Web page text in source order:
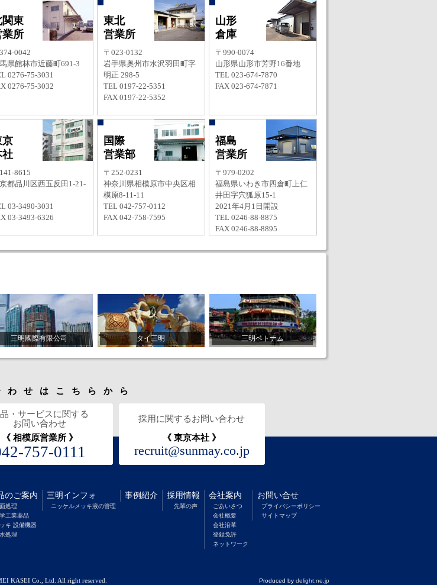
関東
業所
0042
県館林市近藤町691-3
0276-75-3031
0276-75-3032
東北
営業所
〒023-0132
岩手県奥州市水沢羽田町字
明正 298-5
TEL 0197-22-5351
FAX 0197-22-5352
山形
倉庫
〒990-0074
山形県山形市芳野16番地
TEL 023-674-7870
FAX 023-674-7871
京
社
8615
都品川区西五反田1-21-
03-3490-3031
03-3493-6326
国際
営業部
〒252-0231
神奈川県相模原市中央区相
模原8-11-11
TEL 042-757-0112
FAX 042-758-7595
福島
営業所
〒979-0202
福島県いわき市四倉町上仁
井田字穴狐原15-1
2021年4月1日開設
TEL 0246-88-8875
FAX 0246-88-8895
三明國際有限公司 タイ三明 三明ベトナム
わせはこちらから
・サービスに関する
お問い合わせ
《 相模原営業所 》
757-0111
採用に関するお問い合わせ
《 東京本社 》
recruit@sunmay.co.jp
のご案内
処理
工業薬品
ッキ 設備機器
処理
三明インフォ
ニッケルメッキ液の管理
事例紹介 採用情報
先輩の声
会社案内
ごあいさつ
会社概要
会社沿革
登録免許
ネットワーク
お問い合せ
プライバシーポリシー
サイトマップ
KASEI Co., Ltd. All right reserved. Produced by delight.ne.jp